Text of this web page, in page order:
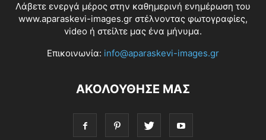
Λάβετε ενεργά μέρος στην καθημερινή ενημέρωση του
www.aparaskevi-images.gr στέλνοντας φωτογραφίες,
video ή στείλτε μας ένα μήνυμα.
Επικοινωνία: info@aparaskevi-images.gr
ΑΚΟΛΟΥΘΗΣΕ ΜΑΣ